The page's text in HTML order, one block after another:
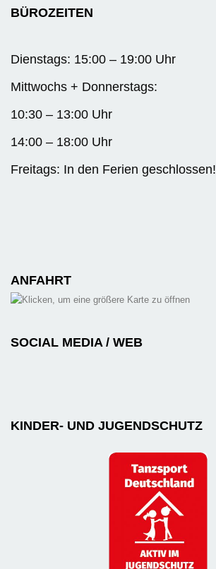
BÜROZEITEN
Dienstags: 15:00 – 19:00 Uhr
Mittwochs + Donnerstags:
10:30 – 13:00 Uhr
14:00 – 18:00 Uhr
Freitags: In den Ferien geschlossen!
ANFAHRT
SOCIAL MEDIA / WEB
KINDER- UND JUGENDSCHUTZ